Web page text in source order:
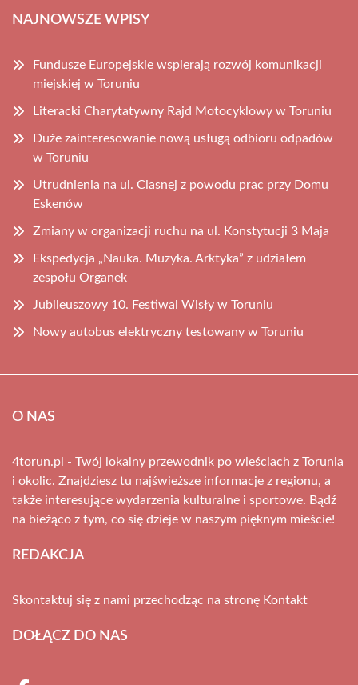
NAJNOWSZE WPISY
Fundusze Europejskie wspierają rozwój komunikacji
miejskiej w Toruniu
Literacki Charytatywny Rajd Motocyklowy w Toruniu
Duże zainteresowanie nową usługą odbioru odpadów
w Toruniu
Utrudnienia na ul. Ciasnej z powodu prac przy Domu
Eskenów
Zmiany w organizacji ruchu na ul. Konstytucji 3 Maja
Ekspedycja „Nauka. Muzyka. Arktyka” z udziałem
zespołu Organek
Jubileuszowy 10. Festiwal Wisły w Toruniu
Nowy autobus elektryczny testowany w Toruniu
O NAS
4torun.pl - Twój lokalny przewodnik po wieściach z Torunia
i okolic. Znajdziesz tu najświeższe informacje z regionu, a
także interesujące wydarzenia kulturalne i sportowe. Bądź
na bieżąco z tym, co się dzieje w naszym pięknym mieście!
REDAKCJA
Skontaktuj się z nami przechodząc na stronę Kontakt
DOŁĄCZ DO NAS